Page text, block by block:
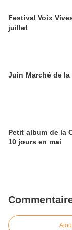
Festival Voix
juillet
Juin Marché de
Petit album de la
10 jours en mai